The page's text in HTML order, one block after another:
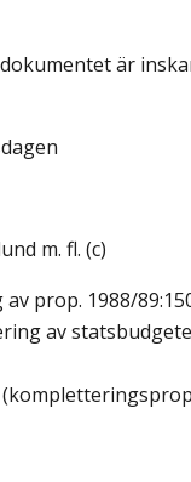
är
m. fl. (c)
av prop. 1988/
av